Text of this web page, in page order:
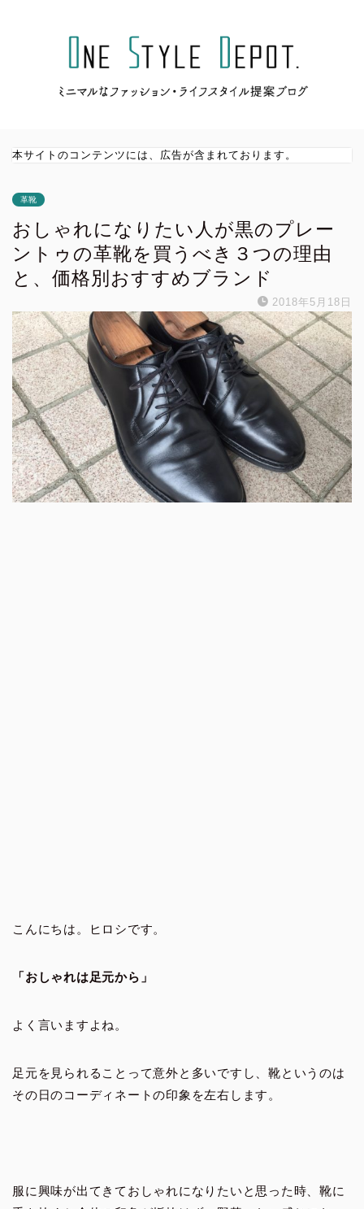
本サイトのコンテンツには、広告が含まれております。
革靴
おしゃれになりたい人が黒のプレー
ントゥの革靴を買うべき３つの理由
と、価格別おすすめブランド
2018年5月18日
こんにちは。ヒロシです。
「おしゃれは足元から」
よく言いますよね。
足元を見られることって意外と多いですし、靴というのは
その日のコーディネートの印象を左右します。
服に興味が出てきておしゃれになりたいと思った時、靴に